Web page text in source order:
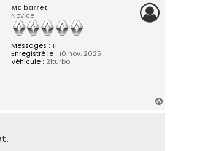
Mc barret
Novice
Messages : 11
Enregistré le : 10 nov. 2025
Véhicule : 2lturbo